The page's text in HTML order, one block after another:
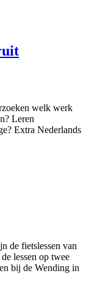
welk werk
Leren
Extra Nederlands
de fietslessen van
lessen op twee
bij de Wending in